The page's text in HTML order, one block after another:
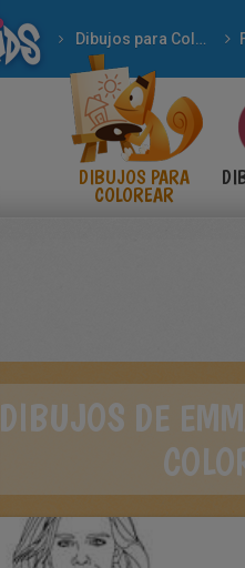
Dibujos para Colorear
DIBUJOS PARA
COLOREAR
DIBUJOS DE